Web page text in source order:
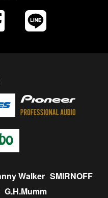
Walker SMIRNOFF
G.H.Mumm